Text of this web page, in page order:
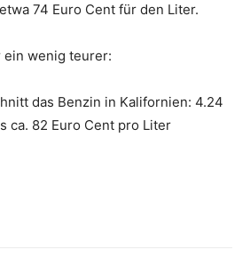
74 Euro Cent für den Liter.
wenig teurer:
das Benzin in Kalifornien: 4.24
ca. 82 Euro Cent pro Liter